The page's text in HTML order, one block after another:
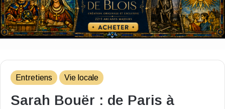
Entretiens Vie locale
Sarah Bouër : de Paris à